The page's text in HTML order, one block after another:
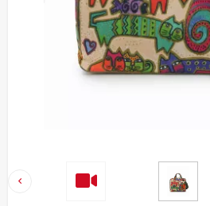
Добавляйте товары
в корзину
выбранный способом